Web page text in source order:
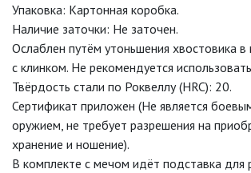
Упаковка: Картонная коробка.
Наличие заточки: Не заточен.
Ослаблен путём утоньшения хвостовика в
с клинком. Не рекомендуется
Твёрдость стали по Роквеллу (HRC): 20.
Сертификат приложен (Не является
оружием, не требует разрешения на
хранение и ношение).
В комплекте с мечом идёт подставка для